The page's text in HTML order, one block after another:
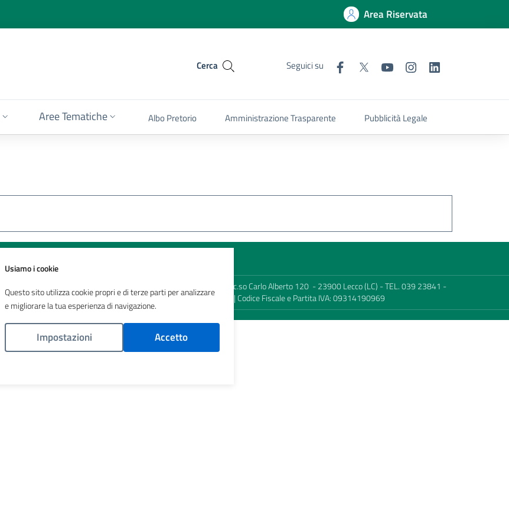
Area Riservata
Cerca Seguici su
Aree Tematiche Albo Pretorio Amministrazione Trasparente Pubblicità Legale
viale Elvezia, 2 - 20900 Monza (MB) - Sede territoriale: c.so Carlo Alberto 120 - 23900 Lecco (LC) - TEL. 039 23841 -
urp@ats-brianza.it| Posta Certificata: protocollo@pec.ats-brianza.it | Codice Fiscale e Partita IVA: 09314190969
Usiamo i cookie
Questo sito utilizza cookie propri e di terze parti per analizzare
e migliorare la tua esperienza di navigazione.
Impostazioni Accetto